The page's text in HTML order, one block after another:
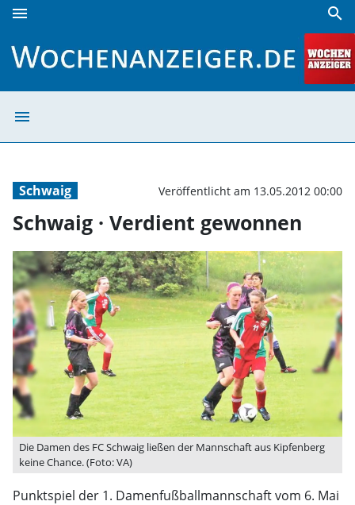
menu search
menu
Schwaig Veröffentlicht am 13.05.2012 00:00
Schwaig · Verdient gewonnen
Die Damen des FC Schwaig ließen der Mannschaft aus Kipfenberg
keine Chance. (Foto: VA)
Punktspiel der 1. Damenfußballmannschaft vom 6. Mai